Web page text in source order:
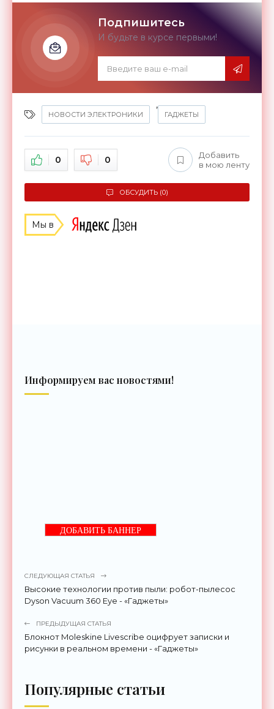
Подпишитесь
И будьте в курсе первыми!
НОВОСТИ ЭЛЕКТРОНИКИ
,
ГАДЖЕТЫ
0 0
Добавить
в мою ленту
ОБСУДИТЬ (0)
Мы в
Информируем вас новостями!
ДОБАВИТЬ БАННЕР
СЛЕДУЮЩАЯ СТАТЬЯ
Высокие технологии против пыли: робот-пылесос
Dyson Vacuum 360 Eye - «Гаджеты»
ПРЕДЫДУЩАЯ СТАТЬЯ
Блокнот Moleskine Livescribe оцифрует записки и
рисунки в реальном времени - «Гаджеты»
Популярные статьи